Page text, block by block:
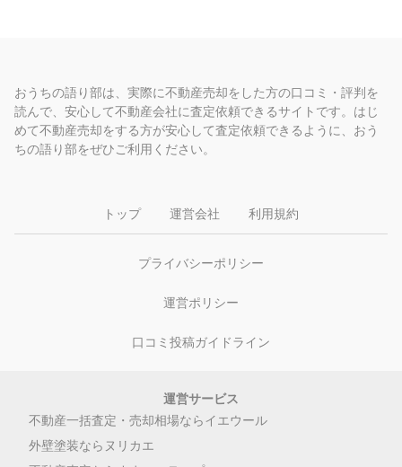
おうちの語り部は、実際に不動産売却をした方の口コミ・評判を
読んで、安心して不動産会社に査定依頼できるサイトです。はじ
めて不動産売却をする方が安心して査定依頼できるように、おう
ちの語り部をぜひご利用ください。
トップ 運営会社 利用規約
プライバシーポリシー
運営ポリシー
口コミ投稿ガイドライン
運営サービス
不動産一括査定・売却相場ならイエウール
外壁塗装ならヌリカエ